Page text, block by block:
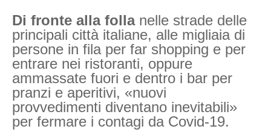
Di fronte alla follanelle strade delle
principali città italiane, alle migliaia di
persone in fila per far shopping e per
entrare nei ristoranti, oppure
ammassate fuori e dentro i bar per
pranzi e aperitivi, «nuovi
provvedimenti diventano inevitabili»
per fermare i contagi da Covid-19.